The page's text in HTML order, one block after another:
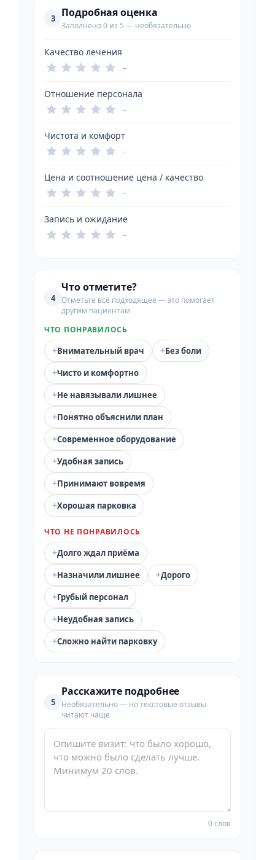
3 Подробная оценка
Заполнено 0 из 5 — необязательно
Качество лечения
–
Отношение персонала
–
Чистота и комфорт
–
Цена и соотношение цена / качество
–
Запись и ожидание
–
4
Что отметите?
Отметьте всё подходящее — это помогает
другим пациентам
ЧТО ПОНРАВИЛОСЬ
+Внимательный врач +Без боли
+Чисто и комфортно
+Не навязывали лишнее
+Понятно объяснили план
+Современное оборудование
+Удобная запись
+Принимают вовремя
+Хорошая парковка
ЧТО НЕ ПОНРАВИЛОСЬ
+Долго ждал приёма
+Назначили лишнее +Дорого
+Грубый персонал
+Неудобная запись
+Сложно найти парковку
5
Расскажите подробнее
Необязательно — но текстовые отзывы
читают чаще
0 слов